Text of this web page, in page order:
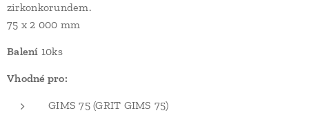
zirkonkorundem.
75 x 2 000 mm
Balení 10ks
Vhodné pro:
GIMS 75 (GRIT GIMS 75)